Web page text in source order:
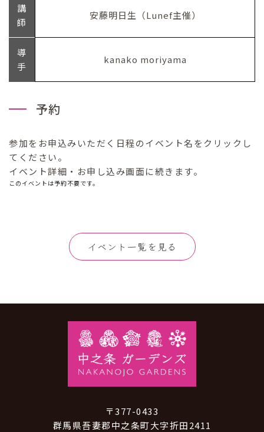
講
師
安藤明日生（Lunef主催）
導
手
kanako moriyama
予約
参加をお申込みいただく日程のイベント名をクリックし
てください。
イベント詳細・お申し込み画面に続きます。
このイベントは予約不要です。
イベント一覧を見る
〒377-0433
群馬県吾妻郡中之条町大字折田2411